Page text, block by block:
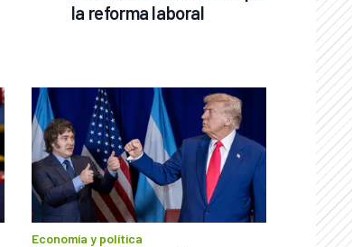
la reforma laboral
Economía y política